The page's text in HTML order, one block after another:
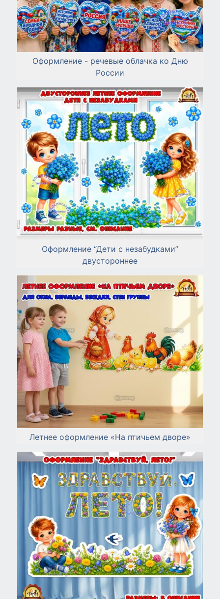
Оформление - речевые облачка ко Дню
России
Оформление “Дети с незабудками”
двустороннее
Летнее оформление «На птичьем дворе»